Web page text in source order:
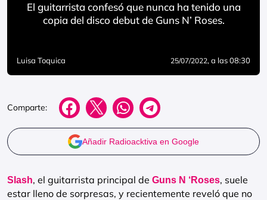
El guitarrista confesó que nunca ha tenido una
copia del disco debut de Guns N’ Roses.
Luisa Toquica 25/07/2022, a las 08:30
Comparte:
Añadir Radioacktiva en Google
Slash, el guitarrista principal de Guns N ‘Roses, suele
estar lleno de sorpresas, y recientemente reveló que no